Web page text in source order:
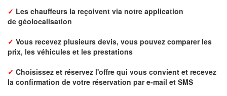
✓ Les chauffeurs la reçoivent via notre application
de géolocalisation
✓ Vous recevez plusieurs devis, vous pouvez comparer les
prix, les véhicules et les prestations
✓ Choisissez et réservez l'offre qui vous convient et recevez
la confirmation de votre réservation pare-mail et SMS